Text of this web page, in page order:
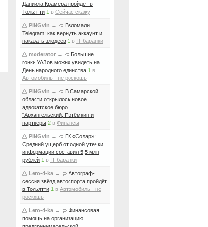
Даниила Крамера пройдёт в
Тольятти 1 в Сейчас скажу
PINGvin →
Взломали
Telegram: как вернуть аккаунт и
наказать злодеев 1 в IT-баранки
moderator →
Большие
гонки УАЗов можно увидеть на
День народного единства 1 в
Автомобиль - не роскошь
PINGvin →
В Самарской
области открылось новое
адвокатское бюро
"Архангельский, Потёмкин и
партнёры 2 в Финансы
PINGvin →
ГК «Солар»:
Средний ущерб от одной утечки
информации составил 5,5 млн
рублей 1 в IT-баранки
Lero-4-ka →
Автограф-
сессия звёзд автоспорта пройдёт
в Тольятти 1 в Автомобиль - не
роскошь
Lero-4-ka →
Финансовая
помощь на организацию